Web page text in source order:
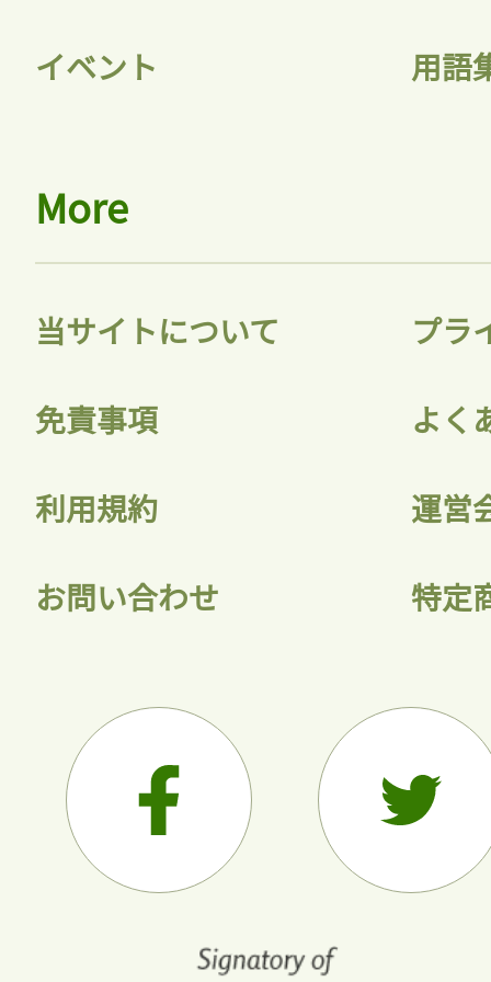
記事をお気に入りに
ログインが必
会員登録
イベント 用語
More
当サイトについて プラ
免責事項 よく
利用規約 運営
お問い合わせ 特定